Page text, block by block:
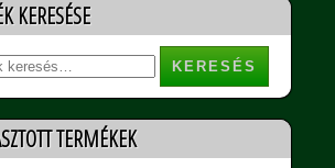
KERESÉSE
TERMÉKEK